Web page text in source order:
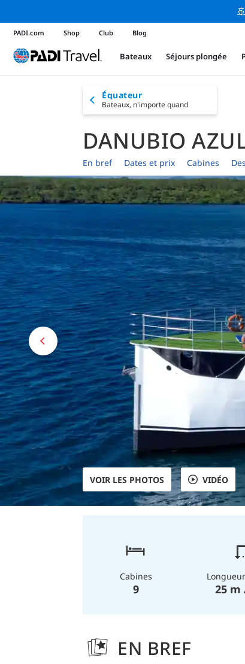
PADI.com Shop Club Blog
Bateaux Séjours plongée
Équateur
Bateaux, n'importe quand
DANUBIO
En bref Dates et prix Cabines
VOIR LES PHOTOS VIDÉO
Cabines
9 25 m
EN BREF